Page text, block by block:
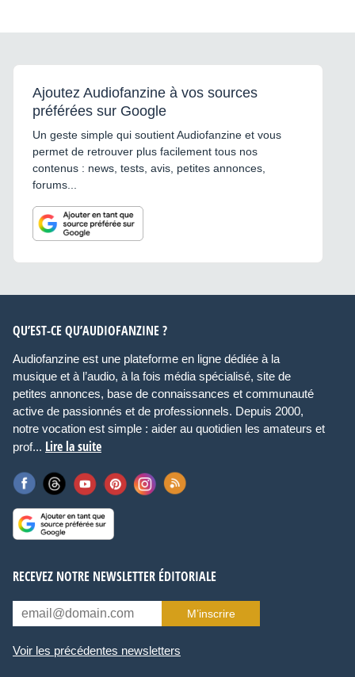
Ajoutez Audiofanzine à vos sources
préférées sur Google
Un geste simple qui soutient Audiofanzine et vous
permet de retrouver plus facilement tous nos
contenus : news, tests, avis, petites annonces,
forums...
QU’EST-CE QU’AUDIOFANZINE ?
Audiofanzine est une plateforme en ligne dédiée à la
musique et à l’audio, à la fois média spécialisé, site de
petites annonces, base de connaissances et communauté
active de passionnés et de professionnels. Depuis 2000,
notre vocation est simple : aider au quotidien les amateurs et
prof... Lire la suite
RECEVEZ NOTRE NEWSLETTER ÉDITORIALE
M’inscrire
Voir les précédentes newsletters